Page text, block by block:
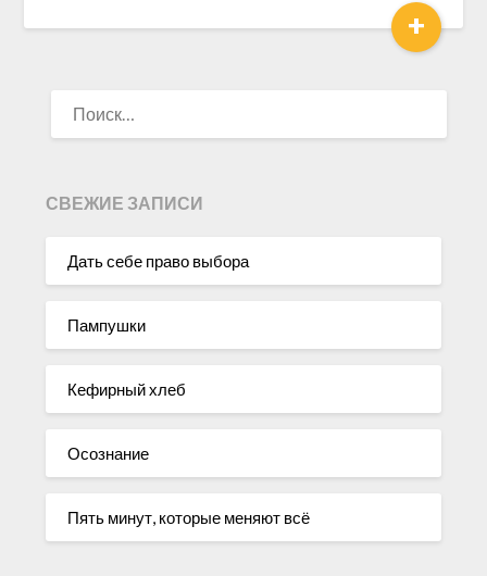
+
СВЕЖИЕ ЗАПИСИ
Дать себе право выбора
Пампушки
Кефирный хлеб
Осознание
Пять минут, которые меняют всё